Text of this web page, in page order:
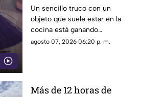
que se volvió viral
Un sencillo truco con un
objeto que suele estar en la
cocina está ganando
popularidad entre quienes
agosto 07, 2026 06:20 p. m.
Más de 12 horas de